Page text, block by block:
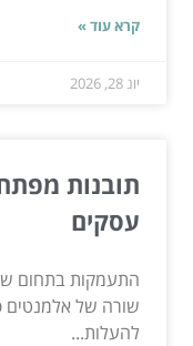
קרא עוד »
יונ 28, 2026
תובנות
עסקים
התעמקות בתחום
שורה של אלמנטים
להעלות...